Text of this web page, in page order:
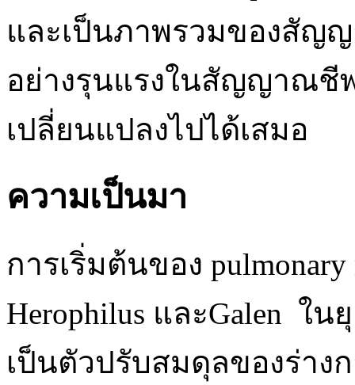
และเป็นภาพรวมของสัญ
อย่างรุนแรงในสัญญาณชี
เปลี่ยนแปลงไปได้เสมอ
ความเป็นมา
การเริ่มต้นของ
Herophilus และGalen ใ
เป็นตัวปรับสมดุลของร่า